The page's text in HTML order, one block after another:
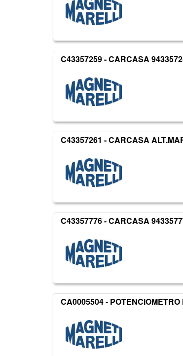
C43357259 - CARCASA
C43357261 - CARCASA
C43357776 - CARCASA
CA0005504 -